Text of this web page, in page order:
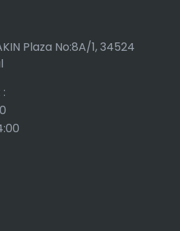
Plaza No:8A/1, 34524